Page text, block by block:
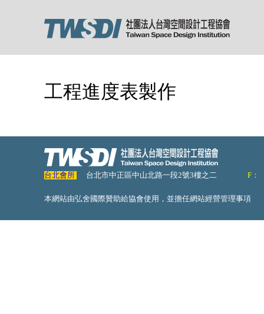
工程進度表製作
台北會所 台北市中正區中山北路一段2號3樓之二 F：
本網站由弘舍國際贊助給協會使用，並擔任網站經營管理事項